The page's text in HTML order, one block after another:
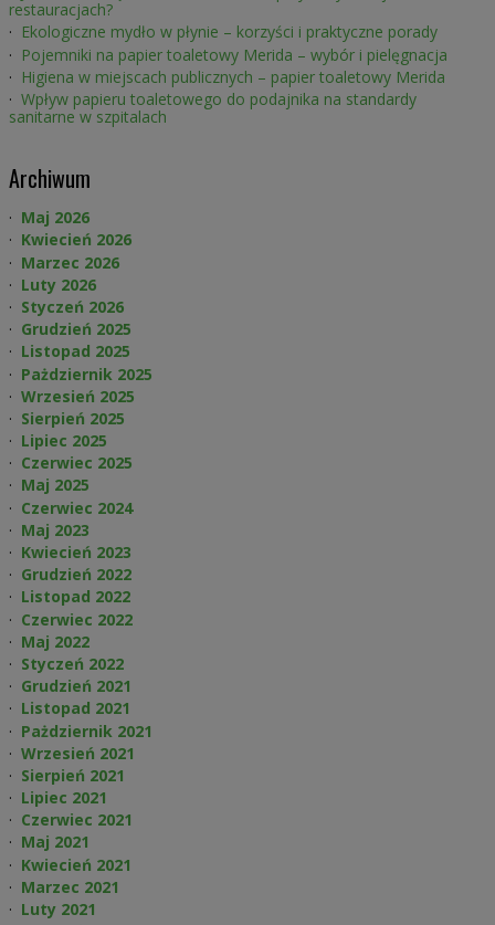
restauracjach?
Ekologiczne mydło w płynie – korzyści i praktyczne porady
Pojemniki na papier toaletowy Merida – wybór i pielęgnacja
Higiena w miejscach publicznych – papier toaletowy Merida
Wpływ papieru toaletowego do podajnika na standardy
sanitarne w szpitalach
Archiwum
Maj 2026
Kwiecień 2026
Marzec 2026
Luty 2026
Styczeń 2026
Grudzień 2025
Listopad 2025
Pażdziernik 2025
Wrzesień 2025
Sierpień 2025
Lipiec 2025
Czerwiec 2025
Maj 2025
Czerwiec 2024
Maj 2023
Kwiecień 2023
Grudzień 2022
Listopad 2022
Czerwiec 2022
Maj 2022
Styczeń 2022
Grudzień 2021
Listopad 2021
Pażdziernik 2021
Wrzesień 2021
Sierpień 2021
Lipiec 2021
Czerwiec 2021
Maj 2021
Kwiecień 2021
Marzec 2021
Luty 2021